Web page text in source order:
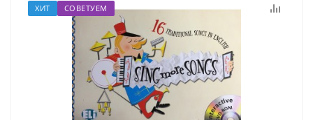
ХИТ СОВЕТУЕМ